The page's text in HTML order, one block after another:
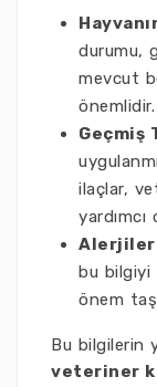
durumu,
mevcut
önemlidir.
Geçmiş
ilaçlar,
yardımcı
bu bilgiyi
önem
Bu bilgilerin
veteriner